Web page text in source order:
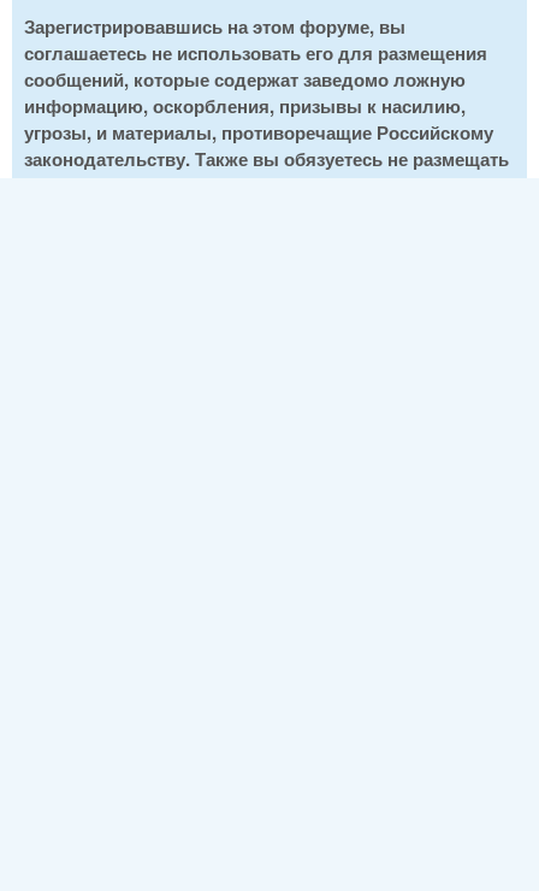
Зарегистрировавшись на этом форуме, вы
соглашаетесь не использовать его для размещения
сообщений, которые содержат заведомо ложную
информацию, оскорбления, призывы к насилию,
угрозы, и материалы, противоречащие Российскому
законодательству. Также вы обязуетесь не размещать